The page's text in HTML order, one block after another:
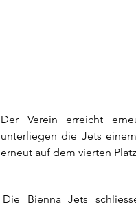
Der Verein erreicht
unterliegen die Jets
erneut auf dem vierten
Die Bienna Jets